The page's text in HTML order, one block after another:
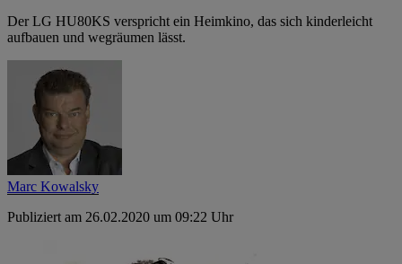
Der LG HU80KS verspricht ein Heimkino, das sich kinderleicht
aufbauen und wegräumen lässt.
Marc Kowalsky
Publiziert am 26.02.2020 um 09:22 Uhr